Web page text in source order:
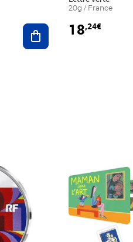
Ajouter au panier
20g / France
18,24€